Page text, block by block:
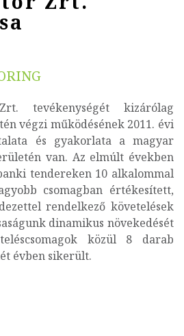
tevékenységét kizárólag
végzi működésének 2011. évi
és gyakorlata a magyar
van. Az elmúlt években
tendereken 10 alkalommal
csomagban értékesített,
rendelkező követelések
dinamikus növekedését
közül 8 darab
évben sikerült.